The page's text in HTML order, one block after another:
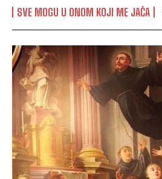
SVE MOGU U ONOM KOJI ME JAČA